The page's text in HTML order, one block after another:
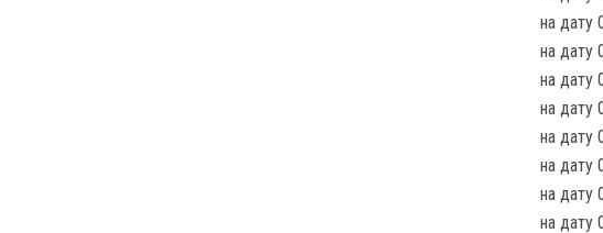
на дату
на дату
на дату
на дату
на дату
на дату
на дату
на дату